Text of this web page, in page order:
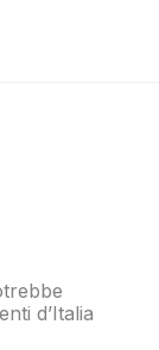
d’Italia